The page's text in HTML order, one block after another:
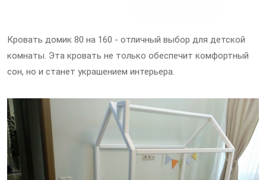
Кровать домик 80 на 160 - отличный выбор для детской
комнаты. Эта кровать не только обеспечит комфортный
сон, но и станет украшением интерьера.